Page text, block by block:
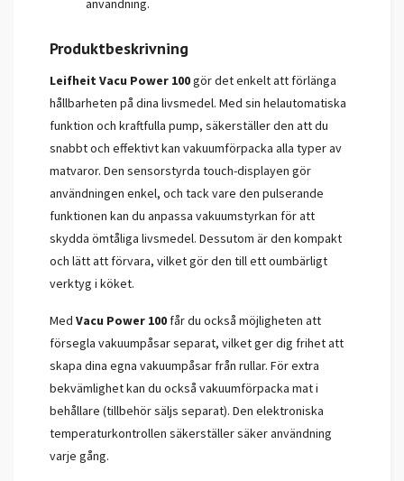
användning.
Produktbeskrivning
Leifheit Vacu Power 100gör det enkelt att förlänga
hållbarheten på dina livsmedel. Med sin helautomatiska
funktion och kraftfulla pump, säkerställer den att du
snabbt och effektivt kan vakuumförpacka alla typer av
matvaror. Den sensorstyrda touch-displayen gör
användningen enkel, och tack vare den pulserande
funktionen kan du anpassa vakuumstyrkan för att
skydda ömtåliga livsmedel. Dessutom är den kompakt
och lätt att förvara, vilket gör den till ett oumbärligt
verktyg i köket.
Med Vacu Power 100 får du också möjligheten att
försegla vakuumpåsar separat, vilket ger dig frihet att
skapa dina egna vakuumpåsar från rullar. För extra
bekvämlighet kan du också vakuumförpacka mat i
behållare (tillbehör säljs separat). Den elektroniska
temperaturkontrollen säkerställer säker användning
varje gång.